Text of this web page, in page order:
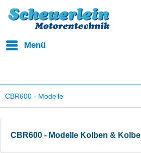
Menü
CBR600 - Modelle
CBR600 - Modelle Kolben &